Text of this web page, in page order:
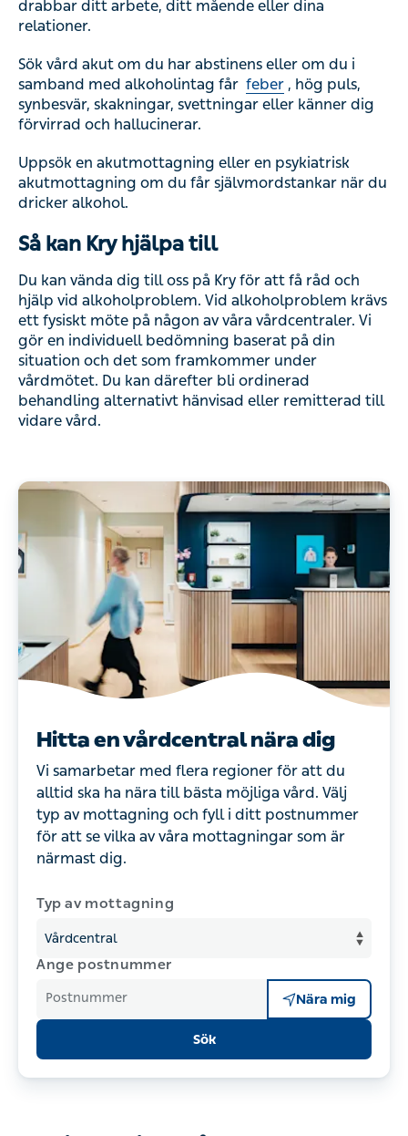
drabbar ditt arbete, ditt mående eller dina
relationer.
Sök vård akut om du har abstinens eller om du i
samband med alkoholintag får feber , hög puls,
synbesvär, skakningar, svettningar eller känner dig
förvirrad och hallucinerar.
Uppsök en akutmottagning eller en psykiatrisk
akutmottagning om du får självmordstankar när du
dricker alkohol.
Så kan Kry hjälpa till
Du kan vända dig till oss på Kry för att få råd och
hjälp vid alkoholproblem. Vid alkoholproblem krävs
ett fysiskt möte på någon av våra vårdcentraler. Vi
gör en individuell bedömning baserat på din
situation och det som framkommer under
vårdmötet. Du kan därefter bli ordinerad
behandling alternativt hänvisad eller remitterad till
vidare vård.
Hitta en vårdcentral nära dig
Vi samarbetar med flera regioner för att du
alltid ska ha nära till bästa möjliga vård. Välj
typ av mottagning och fyll i ditt postnummer
för att se vilka av våra mottagningar som är
närmast dig.
Typ av mottagning
Ange postnummer
Postnummer Nära mig
Sök